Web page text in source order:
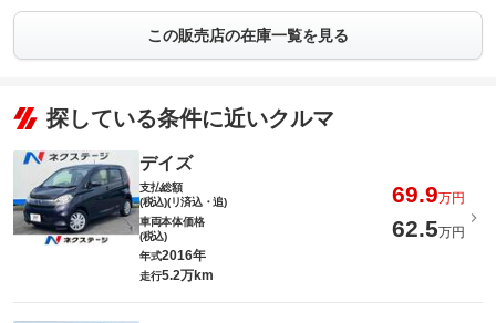
この販売店の在庫一覧を見る
探している条件に近いクルマ
デイズ
支払総額
(税込)(リ済込・追)
69.9万円
車両本体価格
(税込)
62.5万円
年式2016年
走行5.2万km